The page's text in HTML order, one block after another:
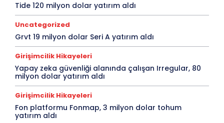
Tide 120 milyon dolar yatırım aldı
Uncategorized
Grvt 19 milyon dolar Seri A yatırım aldı
Girişimcilik Hikayeleri
Yapay zeka güvenliği alanında çalışan Irregular, 80
milyon dolar yatırım aldı
Girişimcilik Hikayeleri
Fon platformu Fonmap, 3 milyon dolar tohum
yatırım aldı